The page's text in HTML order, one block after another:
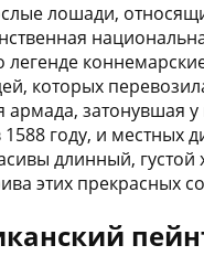
лошади,
которых
затонувшая
году, и местных
длинный, густой
этих прекрасных